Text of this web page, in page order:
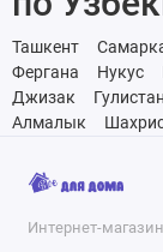
Ташкент
Фергана
Нукус
Джизак
Гулистан
Алмалык
Интернет-